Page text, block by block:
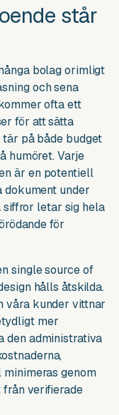
står
bolag orimligt
och sena
ofta ett
för att sätta
på både budget
humöret. Varje
är en potentiell
under
letar sig hela
för
single source of
hålls åtskilda.
våra kunder vittnar
mer
den administrativa
genom
från verifierade